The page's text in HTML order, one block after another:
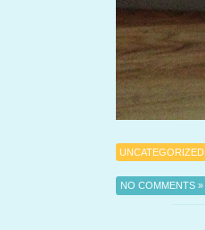
UNCATEGORIZED
NO COMMENTS »